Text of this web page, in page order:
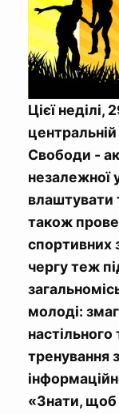
Цієї неділі,
Свободи -
незалежної
також
спортивних
чергу теж
молоді:
настільного
тренування
«Знати,